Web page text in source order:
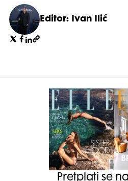
Editor: Ivan Ilić
Pretplati se